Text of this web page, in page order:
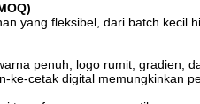
yang fleksibel, dari batch kecil
penuh, logo rumit, gradien,
ke-cetak digital memungkinkan